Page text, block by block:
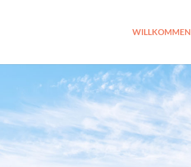
WILLKOMMEN